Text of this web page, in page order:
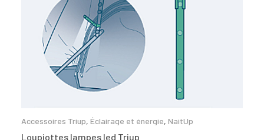
Accessoires Triup, Éclairage et énergie, NaitUp
Loupiottes lampes led Triup